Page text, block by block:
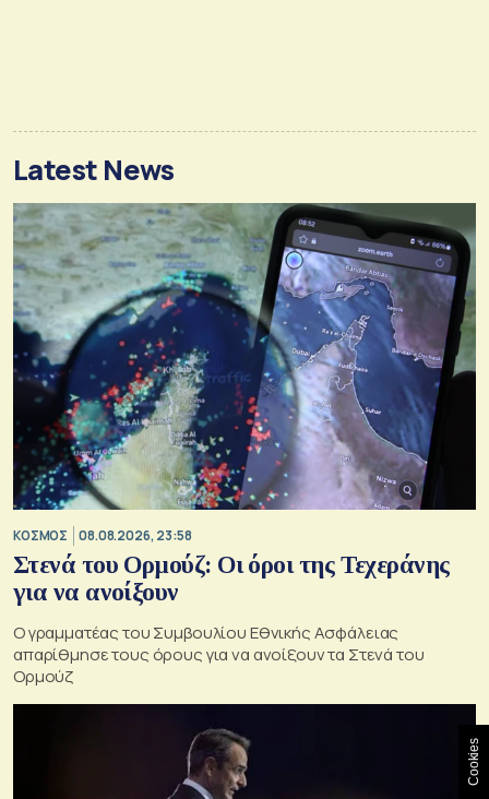
Latest News
ΚΟΣΜΟΣ 08.08.2026, 23:58
Στενά του Ορμούζ: Οι όροι της Τεχεράνης
για να ανοίξουν
Ο γραμματέας του Συμβουλίου Εθνικής Ασφάλειας
απαρίθμησε τους όρους για να ανοίξουν τα Στενά του
Ορμούζ
Cookies